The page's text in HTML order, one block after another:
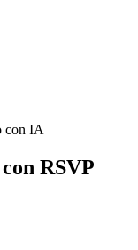
con IA
RSVP